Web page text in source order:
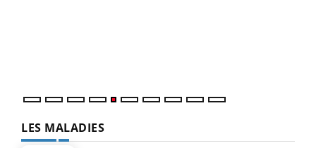
LES MALADIES